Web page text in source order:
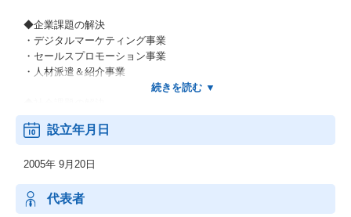
◆企業課題の解決
・デジタルマーケティング事業
・セールスプロモーション事業
・人材派遣＆紹介事業
・福祉DX事業
・サテライトオフィス型の障がい者雇用＆定着支援事業
設立年月日
2005年 9月20日
代表者